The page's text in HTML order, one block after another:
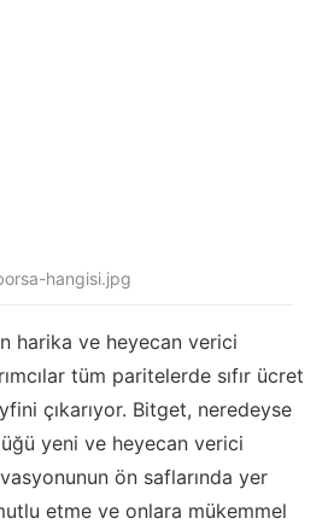
hangisi.jpg
harika ve heyecan verici
tüm paritelerde sıfır ücret
çıkarıyor. Bitget, neredeyse
yeni ve heyecan verici
ön saflarında yer
etme ve onlara mükemmel